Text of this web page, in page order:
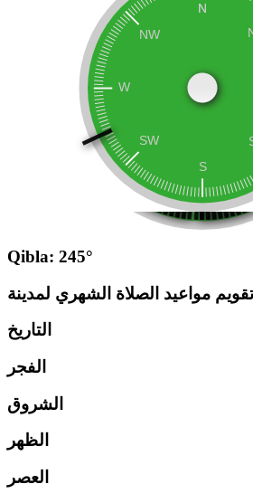
Qibla: 245°
التاريخ
الفجر
الشروق
الظهر
العصر